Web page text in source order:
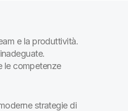
e la produttività.
le competenze
strategie di